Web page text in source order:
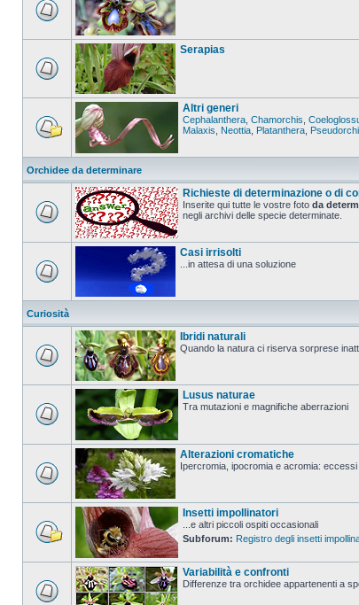
Serapias
Altri generi
Cephalanthera Chamorchis
Malaxis
Neottia Platanthera
Orchidee da determinare
Richieste di determinazione o di
Inserite qui tutte le vostre foto da
negli archivi delle specie determinate.
Casi irrisolti
...in attesa di una soluzione
Curiosità
Ibridi naturali
Quando la natura ci riserva sorprese
Lusus naturae
Tra mutazioni e magnifiche aberrazioni
Alterazioni cromatiche
Ipercromia, ipocromia e acromia: eccessi
Insetti impollinatori
...e altri piccoli ospiti occasionali
Subforum: Registro degli insetti
Variabilità e confronti
Differenze tra orchidee appartenenti a